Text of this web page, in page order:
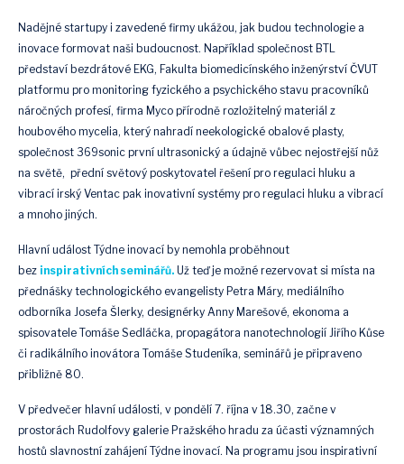
Nadějné startupy i zavedené firmy ukážou, jak budou technologie a
inovace formovat naši budoucnost. Například společnost BTL
představí bezdrátové EKG, Fakulta biomedicínského inženýrství ČVUT
platformu pro monitoring fyzického a psychického stavu pracovníků
náročných profesí, firma Myco přírodně rozložitelný materiál z
houbového mycelia, který nahradí neekologické obalové plasty,
společnost 369sonic první ultrasonický a údajně vůbec nejostřejší nůž
na světě, přední světový poskytovatel řešení pro regulaci hluku a
vibrací irský Ventac pak inovativní systémy pro regulaci hluku a vibrací
a mnoho jiných.
Hlavní událost Týdne inovací by nemohla proběhnout
bez inspirativních seminářů. Už teď je možné rezervovat si místa na
přednášky technologického evangelisty Petra Máry, mediálního
odborníka Josefa Šlerky, designérky Anny Marešové, ekonoma a
spisovatele Tomáše Sedláčka, propagátora nanotechnologií Jiřího Kůse
či radikálního inovátora Tomáše Studeníka, seminářů je připraveno
přibližně 80.
V předvečer hlavní události, v pondělí 7. října v 18.30, začne v
prostorách Rudolfovy galerie Pražského hradu za účasti významných
hostů slavnostní zahájení Týdne inovací. Na programu jsou inspirativní